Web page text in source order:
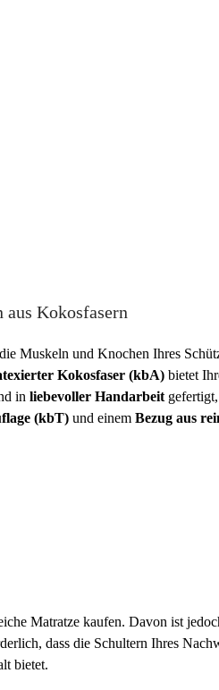
Kokosfasern
Muskeln und Knochen Ihres
Kokosfaser (kbA) bietet
in liebevoller Handarbeit
(kbT) und einem Bezug aus
Matratze kaufen. Davon ist
dass die Schultern Ihres
bietet.